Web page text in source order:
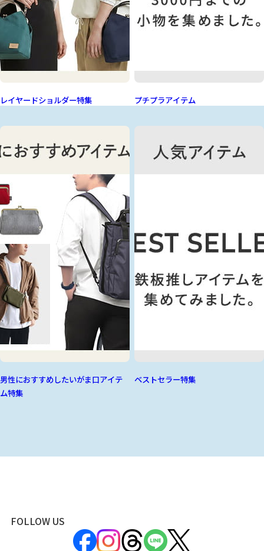
レイヤードショルダー特集 プチプラアイテム
男性におすすめしたいがま口アイテ
ム特集
ベストセラー特集
FOLLOW US